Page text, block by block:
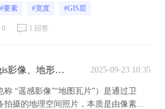
#要素 #宽度 #GIS层
0 1 回答
影像、地形、
2025-09-23 10:35
称 “遥感影像”“地图瓦片”）是通过卫
拍摄的地理空间照片，本质是由像素组